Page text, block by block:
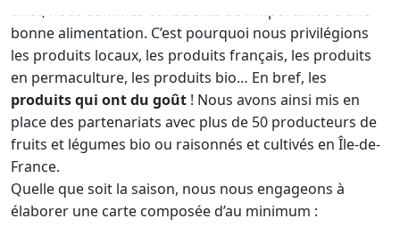
effet, nous sommes conscients de l’importance d’une
bonne alimentation. C’est pourquoi nous privilégions
les produits locaux, les produits français, les produits
en permaculture, les produits bio… En bref, les
produits qui ont du goût ! Nous avons ainsi mis en
place des partenariats avec plus de 50 producteurs de
fruits et légumes bio ou raisonnés et cultivés en Île-de-
France.
Quelle que soit la saison, nous nous engageons à
élaborer une carte composée d’au minimum :